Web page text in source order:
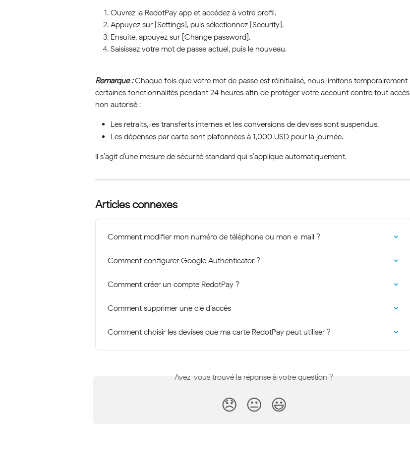
Ouvrez la RedotPay app et accédez à votre profil.
Appuyez sur [Settings], puis sélectionnez [Security].
Ensuite, appuyez sur [Change password].
Saisissez votre mot de passe actuel, puis le nouveau.
Remarque : Chaque fois que votre mot de passe est réinitialisé, nous limitons temporairement
certaines fonctionnalités pendant 24 heures afin de protéger votre account contre tout accès
non autorisé :
Les retraits, les transferts internes et les conversions de devises sont suspendus.
Les dépenses par carte sont plafonnées à 1,000 USD pour la journée.
Il s’agit d’une mesure de sécurité standard qui s’applique automatiquement.
Articles connexes
Comment modifier mon numéro de téléphone ou mon e-mail ?
Comment configurer Google Authenticator ?
Comment créer un compte RedotPay ?
Comment supprimer une clé d’accès
Comment choisir les devises que ma carte RedotPay peut utiliser ?
Avez-vous trouvé la réponse à votre question ?
😞 😐 😃